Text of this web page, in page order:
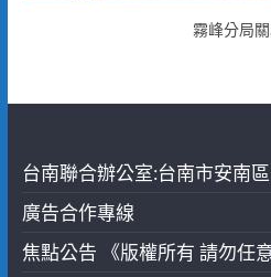
霧峰分局
台南聯合辦公室:台南市安南
廣告合作專線
焦點公告 《版權所有 請勿任